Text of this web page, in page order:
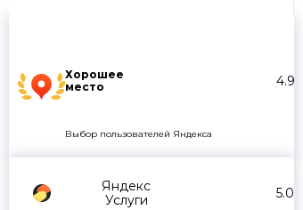
Хорошее
место
4.9
Выбор пользователей Яндекса
Яндекс
Услуги
5.0